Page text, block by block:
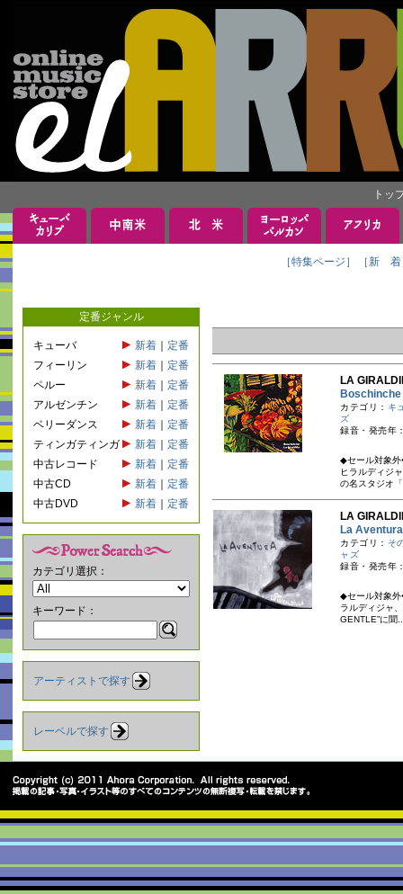
トッ
［特集ページ］ ［新 着
定番ジャンル
キューバ 新着
定番
フィーリン
新着
定番
ペルー
新着
定番
アルゼンチン
新着
定番
ベリーダンス
新着
定番
ティンガティンガ
新着
定番
中古レコード
新着
定番
中古CD
新着
定番
中古DVD
新着 定番
カテゴリ選択：
キーワード：
アーティストで探す
レーベルで探す
LA
カテゴリ： キ
ズ
録音・発売年
◆セール対象外
ヒラルディジ
の名スタジオ
LA
La
カテゴリ： そ
ャズ
録音・発売年
◆セール対象外
ラルディジャ
GENTLE”に聞